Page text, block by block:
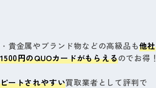
貴金属やブランド物などの高級品も他社
1500円のQUOカードがもらえるのでお得！
ートされやすい買取業者として評判で